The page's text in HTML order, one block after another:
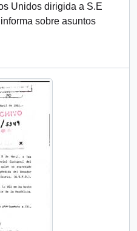
Unidos dirigida a S.E
sobre asuntos